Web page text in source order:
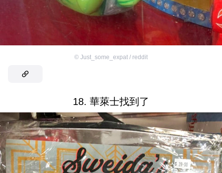
© Just_some_expat / reddit
18. 華萊士找到了